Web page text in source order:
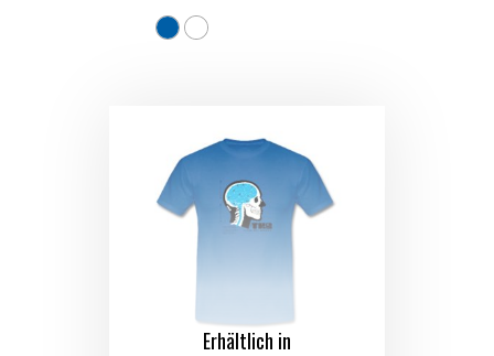
Erhältlich in